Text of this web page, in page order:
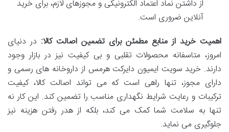
از داشتن نماد اعتماد الکترونیکی و مجوزهای لازم، برای خرید
آنلاین ضروری است.
اهمیت خرید از منابع مطمئن برای تضمین اصالت کالا: در دنیای
امروز، متاسفانه محصولات تقلبی و بی کیفیت نیز در بازار وجود
دارند. خرید سویت ایمیون دایرکت هرمس از داروخانه های رسمی و
دارای مجوز، تنها راهی است که می تواند اصالت کالا، کیفیت
ترکیبات و رعایت شرایط نگهداری مناسب را تضمین کند. این کار نه
تنها به سلامت شما کمک می کند، بلکه از هدر رفتن هزینه نیز
جلوگیری می نماید.